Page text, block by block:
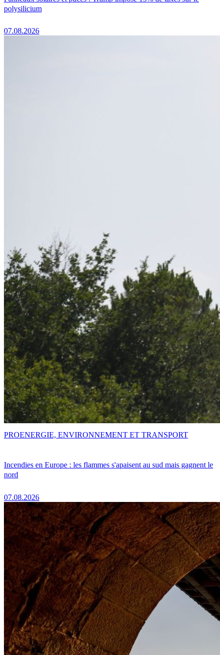
polysilicium
07.08.2026
Incendies en Europe : les flammes s'apaisent au sud mais gagnent le
nord
07.08.2026
PROENERGIE, ENVIRONNEMENT ET TRANSPORT